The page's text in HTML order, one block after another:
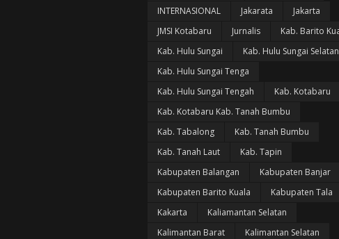
INTERNASIONAL
Jakarata
Jakarta
JMSI Kotabaru
Jurnalis
Kab. Barito
Kab. Hulu Sungai
Kab. Hulu Sungai Selatan
Kab. Hulu Sungai Tenga
Kab. Hulu Sungai Tengah
Kab. Kotabaru
Kab. Kotabaru Kab. Tanah Bumbu
Kab. Tabalong
Kab. Tanah Bumbu
Kab. Tanah Laut
Kab. Tapin
Kabupaten Balangan
Kabupaten Banjar
Kabupaten Barito Kuala
Kabupaten Tala
Kakarta
Kaliamantan Selatan
Kalimantan Barat
Kalimantan Selatan